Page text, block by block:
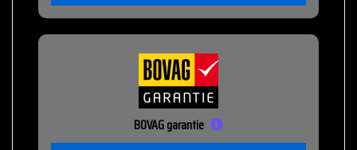
BOVAG garantie